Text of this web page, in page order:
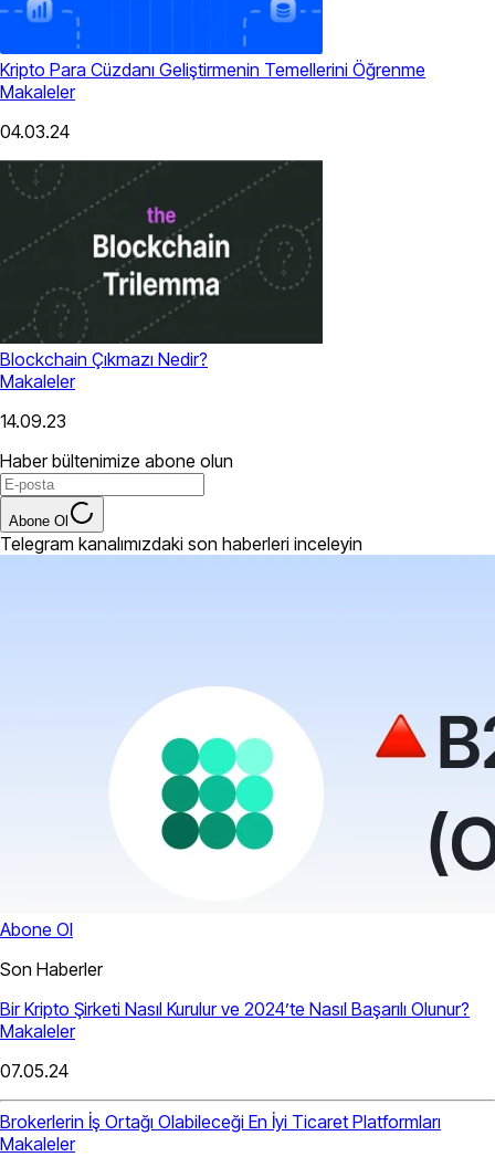
Kripto Para Cüzdanı Geliştirmenin Temellerini Öğrenme
Makaleler
04.03.24
Blockchain Çıkmazı Nedir?
Makaleler
14.09.23
Haber bültenimize abone olun
Abone Ol
Telegram kanalımızdaki son haberleri inceleyin
Abone Ol
Son Haberler
Bir Kripto Şirketi Nasıl Kurulur ve 2024’te Nasıl Başarılı Olunur?
Makaleler
07.05.24
Brokerlerin İş Ortağı Olabileceği En İyi Ticaret Platformları
Makaleler